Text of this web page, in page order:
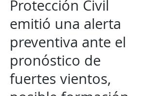
Protección Civil
emitió una alerta
preventiva ante el
pronóstico de
fuertes vientos,